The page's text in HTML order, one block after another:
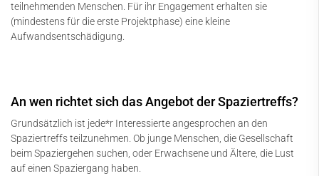
teilnehmenden Menschen. Für ihr Engagement erhalten sie
(mindestens für die erste Projektphase) eine kleine
Aufwandsentschädigung.
An wen richtet sich das Angebot der Spaziertreffs?
Grundsätzlich ist jede*r Interessierte angesprochen an den
Spaziertreffs teilzunehmen. Ob junge Menschen, die Gesellschaft
beim Spaziergehen suchen, oder Erwachsene und Ältere, die Lust
auf einen Spaziergang haben.